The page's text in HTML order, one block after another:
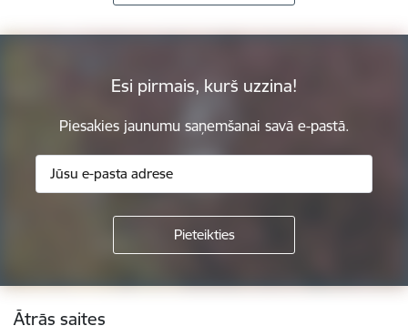
Esi pirmais, kurš uzzina!
Piesakies jaunumu saņemšanai savā e-pastā.
Kājene
Ātrās saites